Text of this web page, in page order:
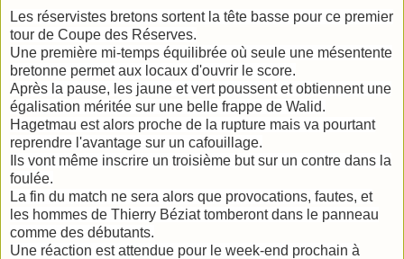
Les réservistes bretons sortent la tête basse pour ce premier
tour de Coupe des Réserves.
Une première mi-temps équilibrée où seule une mésentente
bretonne permet aux locaux d'ouvrir le score.
Après la pause, les jaune et vert poussent et obtiennent une
égalisation méritée sur une belle frappe de Walid.
Hagetmau est alors proche de la rupture mais va pourtant
reprendre l'avantage sur un cafouillage.
Ils vont même inscrire un troisième but sur un contre dans la
foulée.
La fin du match ne sera alors que provocations, fautes, et
les hommes de Thierry Béziat tomberont dans le panneau
comme des débutants.
Une réaction est attendue pour le week-end prochain à